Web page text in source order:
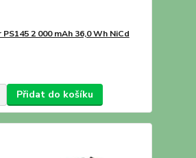
2 000 mAh 36,0 Wh NiCd
Přidat do košíku